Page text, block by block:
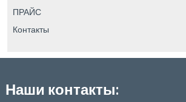
ПРАЙС
Контакты
Наши контакты: